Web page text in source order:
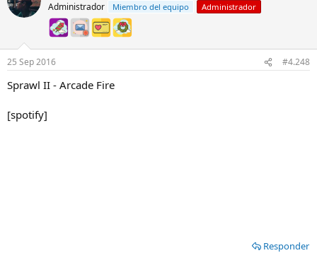
Administrador Miembro del equipo Administrador
25 Sep 2016 #4.248
Sprawl II - Arcade Fire
[spotify]
Responder